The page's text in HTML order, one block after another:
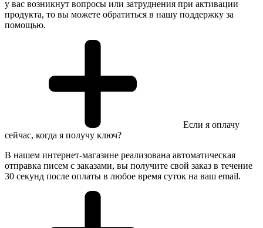
у вас возникнут вопросы или затруднения при активации
продукта, то вы можете обратиться в нашу поддержку за
помощью.
Если я оплачу
сейчас, когда я получу ключ?
В нашем интернет-магазине реализована автоматическая
отправка писем с заказами, вы получите свой заказ в течение
30 секунд после оплаты в любое время суток на ваш email.